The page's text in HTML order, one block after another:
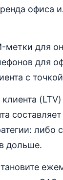
офиса
метки для
для
с
либо
дольше.